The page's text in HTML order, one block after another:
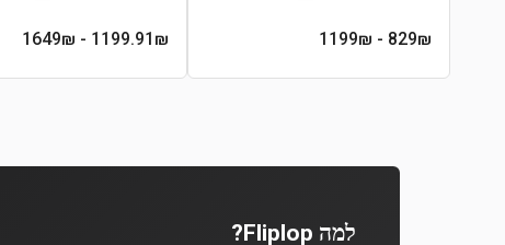
829₪
- 1199₪
1199.91 ₪
- 1649₪
למה Fliplop?